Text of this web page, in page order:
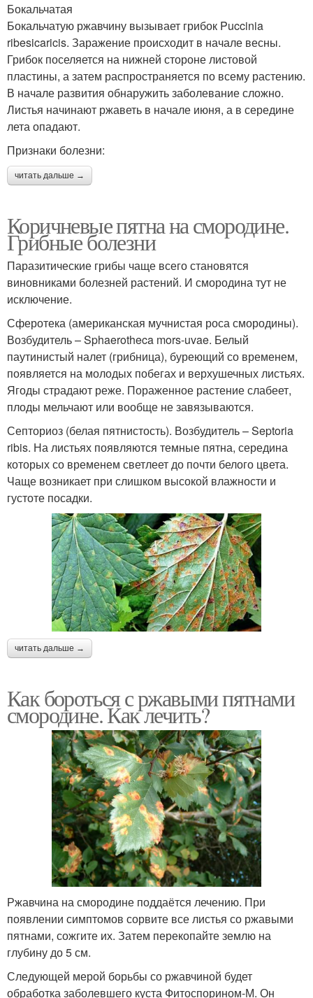
Бокальчатая
Бокальчатую ржавчину вызывает грибок Puccinia
ribesicaricis. Заражение происходит в начале весны.
Грибок поселяется на нижней стороне листовой
пластины, а затем распространяется по всему растению.
В начале развития обнаружить заболевание сложно.
Листья начинают ржаветь в начале июня, а в середине
лета опадают.
Признаки болезни:
читать дальше →
Коричневые пятна на смородине.
Грибные болезни
Паразитические грибы чаще всего становятся
виновниками болезней растений. И смородина тут не
исключение.
Сферотека (американская мучнистая роса смородины).
Возбудитель – Sphaerotheca mors-uvae. Белый
паутинистый налет (грибница), буреющий со временем,
появляется на молодых побегах и верхушечных листьях.
Ягоды страдают реже. Пораженное растение слабеет,
плоды мельчают или вообще не завязываются.
Септориоз (белая пятнистость). Возбудитель – Septoria
ribis. На листьях появляются темные пятна, середина
которых со временем светлеет до почти белого цвета.
Чаще возникает при слишком высокой влажности и
густоте посадки.
читать дальше →
Как бороться с ржавыми пятнами
смородине. Как лечить?
Ржавчина на смородине поддаётся лечению. При
появлении симптомов сорвите все листья со ржавыми
пятнами, сожгите их. Затем перекопайте землю на
глубину до 5 см.
Следующей мерой борьбы со ржавчиной будет
обработка заболевшего куста Фитоспорином-М. Он